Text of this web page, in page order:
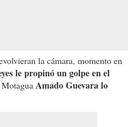
la cámara, momento en
le propinó un golpe en el
Amado Guevara lo